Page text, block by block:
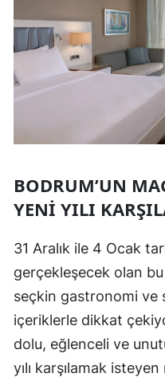
BODRUM’UN
YENI YILI
31 Aralık ile 4 Ocak
gerçekleşecek olan
seçkin gastronomi ve
içeriklerle dikkat
dolu, eğlenceli ve
yılı karşılamak